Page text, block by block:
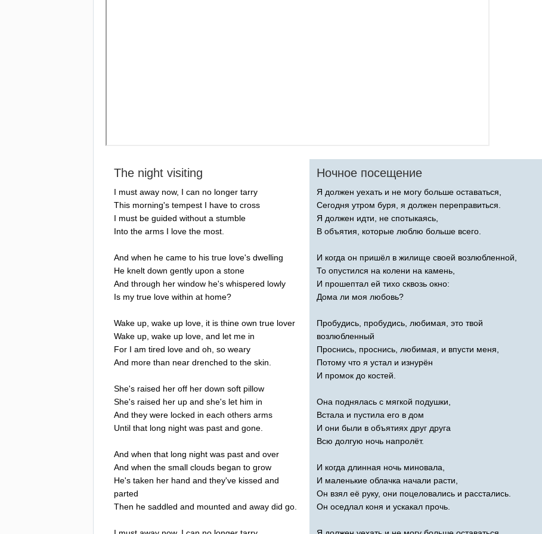
The night visiting
I must away now, I can no longer tarry
This morning's tempest I have to cross
I must be guided without a stumble
Into the arms I love the most
And when he came to his true love's dwelling
He knelt down gently upon a stone
And through her window he's whispered lowly
Is my true love within at home?
Wake up wake up love it is thine own true lover
Wake up wake up love and let me in
For I am tired love and oh so weary
And more than near drenched to the skin
She's raised her off her down soft pillow
She's raised her up and she's let him in
And they were locked in each others arms
Until that long night was past and gone
And when that long night was past and over
And when the small clouds began to grow
He's taken her hand and they've kissed and
parted
Then he saddled and mounted and away did go
Ночное посещение
Я должен уехать и не могу больше оставаться,
Сегодня утром буря, я должен переправиться.
Я должен идти, не спотыкаясь,
В объятия, которые люблю больше всего.
И когда он пришёл в жилище своей возлюбленной,
То опустился на колени на камень,
И прошептал ей тихо сквозь окно:
Дома ли моя любовь?
Пробудись, пробудись, любимая, это твой
возлюбленный
Проснись, проснись, любимая, и впусти меня,
Потому что я устал и изнурён
И промок до костей.
Она поднялась с мягкой подушки,
Встала и пустила его в дом
И они были в объятиях друг друга
Всю долгую ночь напролёт.
И когда длинная ночь миновала,
И маленькие облачка начали расти,
Он взял её руку, они поцеловались и расстались.
Он оседлал коня и ускакал прочь.